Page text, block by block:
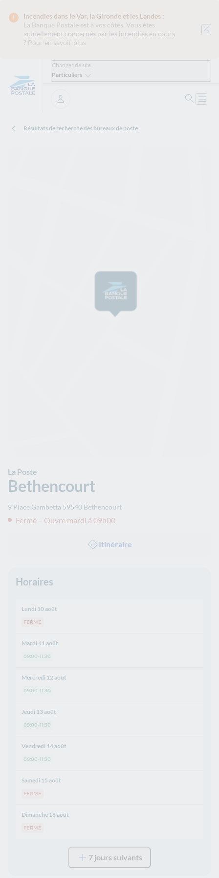
Incendies dans le Var, la Gironde et les Landes :
La Banque Postale est à vos côtés. Vous êtes
actuellement concernés par les incendies en cours
? Pour en savoir plus
Changer de site
Particuliers
Se connecter
Résultats de recherche des bureaux de poste
La Poste
Bethencourt
9 Place Gambetta 59540 Bethencourt
Fermé – Ouvre mardi à 09h00
Itinéraire
Horaires
Lundi 10 août
FERME
Mardi 11 août
09:00-11:30
Mercredi 12 août
09:00-11:30
Jeudi 13 août
09:00-11:30
Vendredi 14 août
09:00-11:30
Samedi 15 août
FERME
Dimanche 16 août
FERME
7 jours suivants